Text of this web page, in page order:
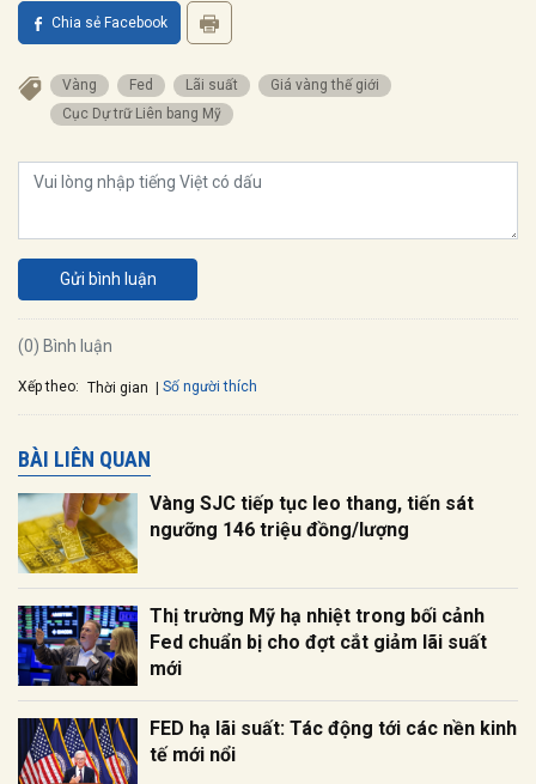
Chia sẻ Facebook
Vàng Fed Lãi suất
Giá vàng thế giới
Cục Dự trữ Liên bang Mỹ
Gửi bình luận
(0) Bình luận
Xếp theo: Thời gian Số người thích
BÀI LIÊN QUAN
Vàng SJC tiếp tục leo thang, tiến sát
ngưỡng 146 triệu đồng/lượng
Thị trường Mỹ hạ nhiệt trong bối cảnh
Fed chuẩn bị cho đợt cắt giảm lãi suất
mới
FED hạ lãi suất: Tác động tới các nền kinh
tế mới nổi